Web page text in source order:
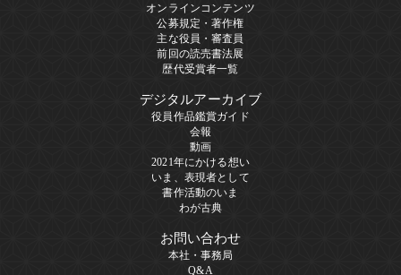
オンラインコンテンツ
公募規定・著作権
主な役員・審査員
前回の読売書法展
歴代受賞者一覧
デジタルアーカイブ
役員作品鑑賞ガイド
会報
動画
2021年にかける想い
いま、表現者として
書作活動のいま
わが古典
お問い合わせ
本社・事務局
Q&A